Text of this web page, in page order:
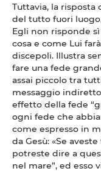
Tuttavia, la risposta
del tutto fuori
Egli non risponde
cosa e come Lui
discepoli. Illustra
fare una fede
assai piccolo tra
messaggio
effetto della fede
ogni fede che
come espresso in
da Gesù: «Se
potreste dire a
nel mare”, ed esso